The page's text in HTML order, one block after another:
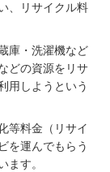
、リサイクル料
庫・洗濯機など
どの資源をリサ
用しようという
等料金（リサイ
を運んでもらう
ます。